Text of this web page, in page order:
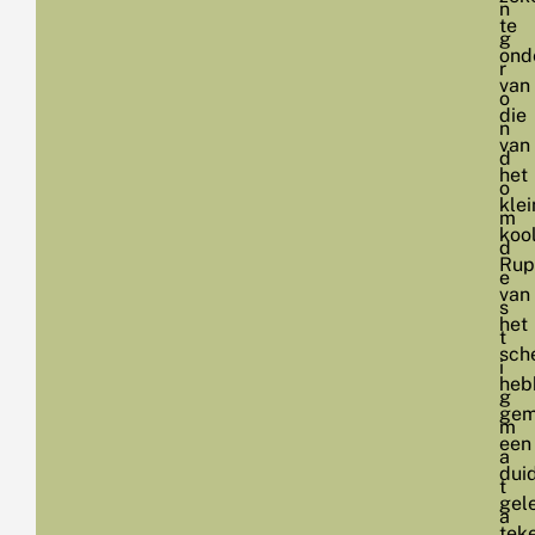
n
g
r
o
n
d
o
m
d
e
s
t
i
g
m
a
t
a
te
van
die
van
het
van
het
een